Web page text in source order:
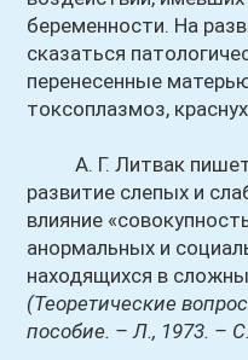
беременности. На
сказаться
перенесенные
токсоплазмоз,
А. Г. Литвак пишет,
развитие слепых и
влияние
анормальных и
находящихся в
(Теоретические
пособие. – Л., 1973. –